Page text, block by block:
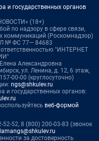
и государственных органов
(18+)
по надзору в сфере связи,
коммуникаций (Роскомнадзор)
№ ФС 77— 84683
"ИНТЕРНЕТ
Александровна
ул. Ленина, д. 12, 6 этаж,
00-00 (круглосуточно)
ngs@shkulev.ru
и государственных органов:
веб-формой
52, 8 (800) 200-03-83 (звонок
за достоверность